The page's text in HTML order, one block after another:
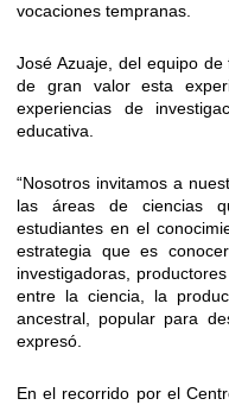
vocaciones tempranas.
José Azuaje, del equipo
de gran valor esta
experiencias de
educativa.
“Nosotros invitamos a
las áreas de ciencias
estudiantes en el
estrategia que es
investigadoras,
entre la ciencia, la
ancestral, popular para
expresó.
En el recorrido por el